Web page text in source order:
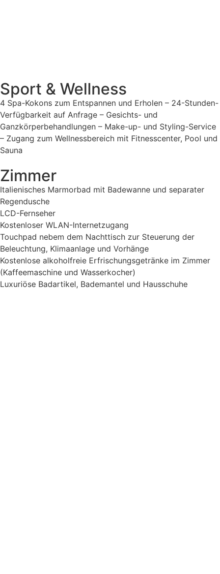
Sport & Wellness
4 Spa-Kokons zum Entspannen und Erholen – 24-Stunden-
Verfügbarkeit auf Anfrage – Gesichts- und
Ganzkörperbehandlungen – Make-up- und Styling-Service
– Zugang zum Wellnessbereich mit Fitnesscenter, Pool und
Sauna
Zimmer
Italienisches Marmorbad mit Badewanne und separater
Regendusche
LCD-Fernseher
Kostenloser WLAN-Internetzugang
Touchpad nebem dem Nachttisch zur Steuerung der
Beleuchtung, Klimaanlage und Vorhänge
Kostenlose alkoholfreie Erfrischungsgetränke im Zimmer
(Kaffeemaschine und Wasserkocher)
Luxuriöse Badartikel, Bademantel und Hausschuhe